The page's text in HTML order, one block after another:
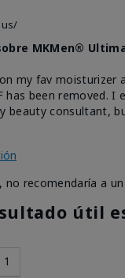
MKMen®
my fav moisturizer
has been removed. I
beauty consultant,
no recomendaría a
útil
1